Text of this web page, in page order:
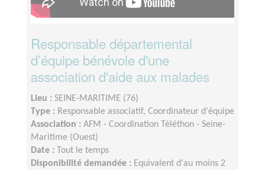
Responsable départemental
d’équipe bénévole d'une
association d'aide aux malades
Lieu : SEINE-MARITIME (76)
Type : Responsable associatif, Coordinateur d'équipe
Association : AFM - Coordination Téléthon - Seine-
Maritime (Ouest)
Date :
Tout le temps
Disponibilité demandée : Equivalent d'au moins 2